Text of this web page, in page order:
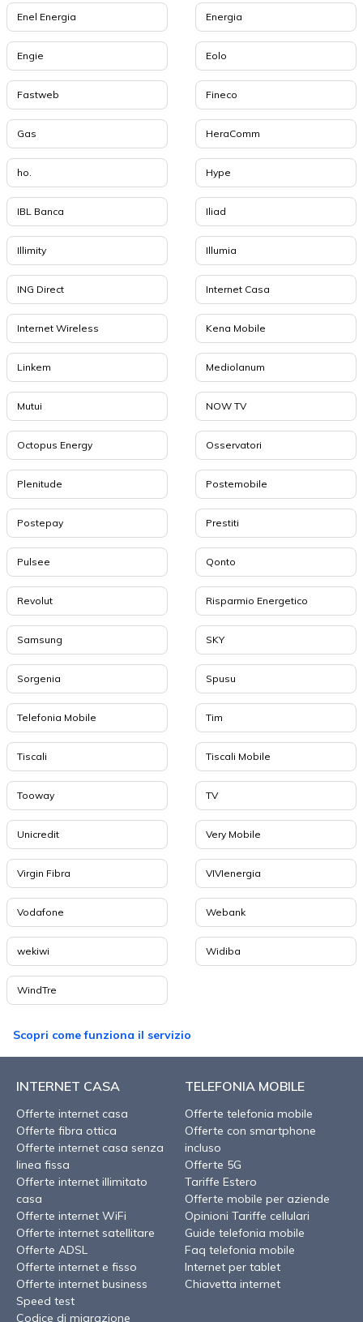
Enel Energia Energia
Engie Eolo
Fastweb Fineco
Gas HeraComm
ho. Hype
IBL Banca Iliad
Illimity Illumia
ING Direct Internet Casa
Internet Wireless Kena Mobile
Linkem Mediolanum
Mutui NOW TV
Octopus Energy Osservatori
Plenitude Postemobile
Postepay Prestiti
Pulsee Qonto
Revolut Risparmio Energetico
Samsung SKY
Sorgenia Spusu
Telefonia Mobile Tim
Tiscali Tiscali Mobile
Tooway TV
Unicredit Very Mobile
Virgin Fibra VIVIenergia
Vodafone Webank
wekiwi Widiba
WindTre
Scopri come funziona il servizio
INTERNET CASA
Offerte internet casa
Offerte fibra ottica
Offerte internet casa senza
linea fissa
Offerte internet illimitato
casa
Offerte internet WiFi
Offerte internet satellitare
Offerte ADSL
Offerte internet e fisso
Offerte internet business
Speed test
Codice di migrazione
TELEFONIA MOBILE
Offerte telefonia mobile
Offerte con smartphone
incluso
Offerte 5G
Tariffe Estero
Offerte mobile per aziende
Opinioni Tariffe cellulari
Guide telefonia mobile
Faq telefonia mobile
Internet per tablet
Chiavetta internet